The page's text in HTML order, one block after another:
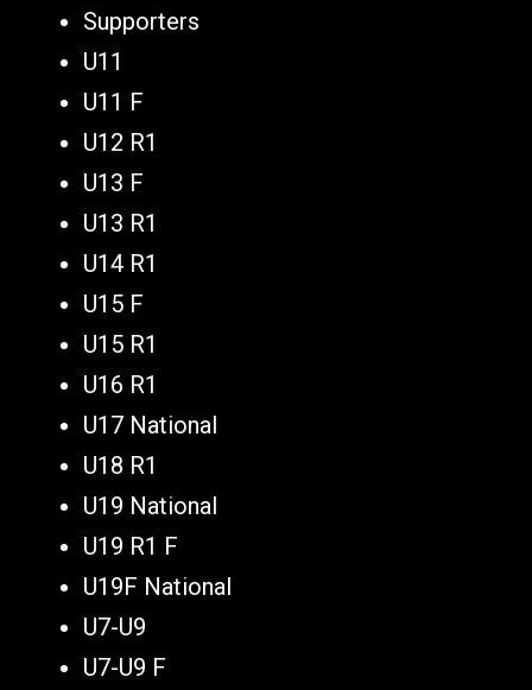
Supporters
U11
U11 F
U12 R1
U13 F
U13 R1
U14 R1
U15 F
U15 R1
U16 R1
U17 National
U18 R1
U19 National
U19 R1 F
U19F National
U7-U9
U7-U9 F